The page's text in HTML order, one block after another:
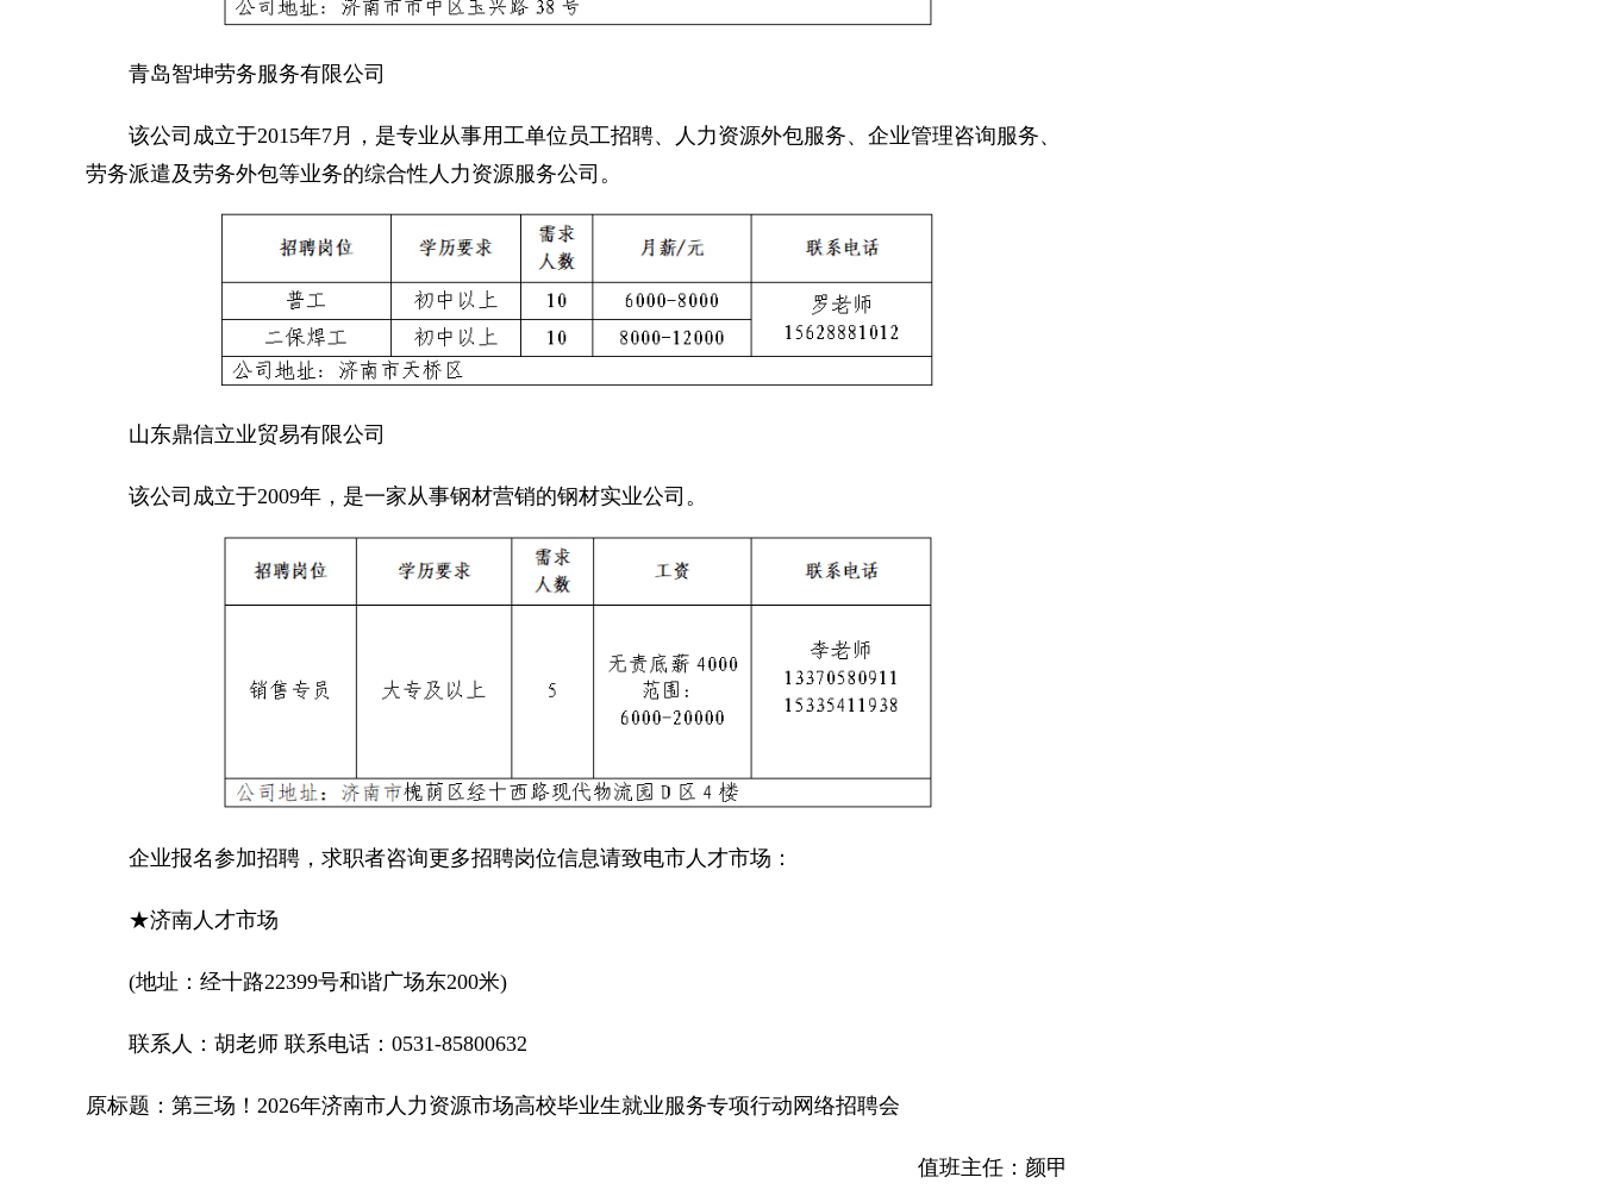
青岛智坤劳务服务有限公司
该公司成立于2015年7月，是专业从事用工单位员工招聘、人力资源外包服务、企业管理咨询服务、
劳务派遣及劳务外包等业务的综合性人力资源服务公司。
山东鼎信立业贸易有限公司
该公司成立于2009年，是一家从事钢材营销的钢材实业公司。
企业报名参加招聘，求职者咨询更多招聘岗位信息请致电市人才市场：
★济南人才市场
(地址：经十路22399号和谐广场东200米)
联系人：胡老师 联系电话：0531-85800632
原标题：第三场！2026年济南市人力资源市场高校毕业生就业服务专项行动网络招聘会
值班主任：颜甲